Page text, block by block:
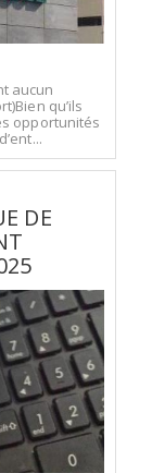
aucun
qu’ils
opportunités
DE